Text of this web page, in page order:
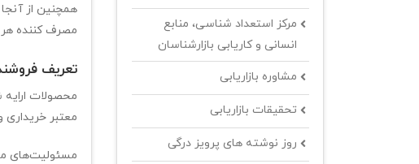
همچنین از
مصرف کننده
تعریف
محصولات ارایه
معتبر
مسئولیت‌های
مرکز استعداد شناسی، منابع
انسانی و کاریابی بازارشناسان
مشاوره بازاریابی
تحقیقات بازاریابی
روز نوشته های پرویز درگی